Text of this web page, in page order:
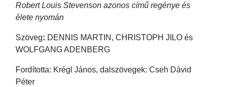
Robert Louis Stevenson azonos című regénye és
élete nyomán
Szöveg: DENNIS MARTIN, CHRISTOPH JILO és
WOLFGANG ADENBERG
Fordította: Krégl János, dalszövegek: Cseh Dávid
Péter